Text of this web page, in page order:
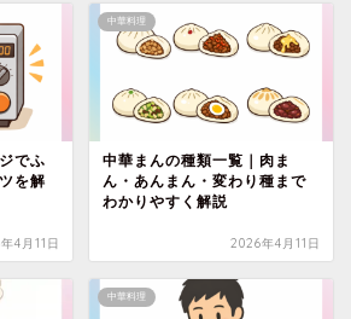
でふ
を解
4月11日
中華料理
中華まんの種類一覧｜肉ま
ん・あんまん・変わり種まで
わかりやすく解説
2026年4月11日
中華料理